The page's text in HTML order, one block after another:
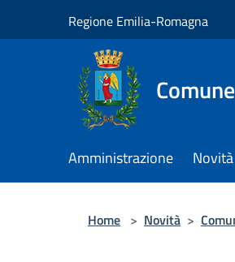
Regione Emilia-Romagna
Amministrazione Novità
Home > Novità >